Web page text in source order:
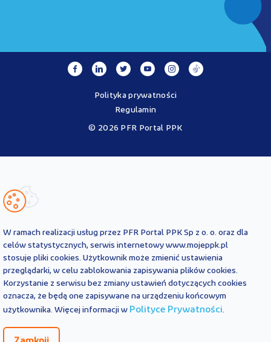
© 2026 PFR Portal PPK
Polityka prywatności
Regulamin
Ustawy o PPK przez operatora - PFR Portal PPK sp. z o.o., spółkę
informacyjny i są aktualne na dzień ich zamieszczenia. Treści te
obowiązujących przepisów prawa i każdorazowo
powinny być interpretowane oraz stosowane z uwzględnieniem
aktualnie obowiązujących przepisów prawa. Treści te nie stanowią
porady prawnej, finansowej ani oficjalnej interpretacji
obowiązujących przepisów prawa.
PFR Portal PPK sp. z o.o. nie ponosi odpowiedzialności z tytułu
powstania jakichkolwiek szkód, wynikających lub pozostających w
jakichkolwiek wątpliwości co do treści umieszczonych na Portalu
W ramach realizacji usług przez PFR Portal PPK Sp z o. o. oraz dla
celów statystycznych, serwis internetowy www.mojeppk.pl
stosuje pliki cookies. Użytkownik może zmienić ustawienia
przeglądarki, w celu zablokowania zapisywania plików cookies.
Korzystanie z serwisu bez zmiany ustawień dotyczących cookies
oznacza, że będą one zapisywane na urządzeniu końcowym
użytkownika. Więcej informacji w Polityce Prywatności.